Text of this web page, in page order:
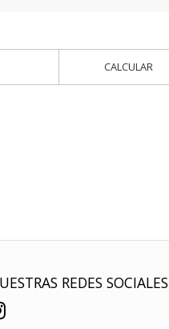
CALCULAR
REDES SOCIALES